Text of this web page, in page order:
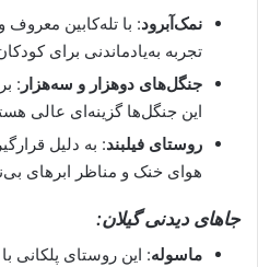
نمک‌آبرود: با تله‌کابین
تجربه به‌یادماندنی برای
جنگل‌های دوهزار و سه‌هزار :
این جنگل‌ها گزینه‌ای عالی
روستای فیلبند: به دلیل
هوای خنک و مناظر ابرهای
جاهای دیدنی گیلان:
ماسوله: این روستای پلکانی